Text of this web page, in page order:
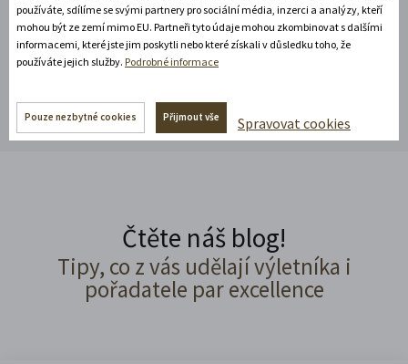
Rozbalte si další akce
Čtěte náš blog!
Tipy, co z vás udělají výletníka i
pořadatele par excellence
používáte, sdílíme se svými partnery pro sociální média, inzerci a analýzy, kteří
mohou být ze zemí mimo EU. Partneři tyto údaje mohou zkombinovat s dalšími
informacemi, které jste jim poskytli nebo které získali v důsledku toho, že
používáte jejich služby. Podrobné informace
Pouze nezbytné cookies Přijmout vše Spravovat cookies